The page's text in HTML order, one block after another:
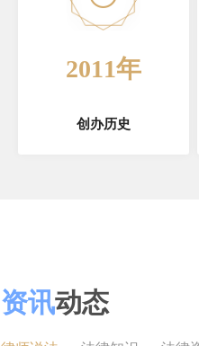
2011年
创办历史
资讯动态